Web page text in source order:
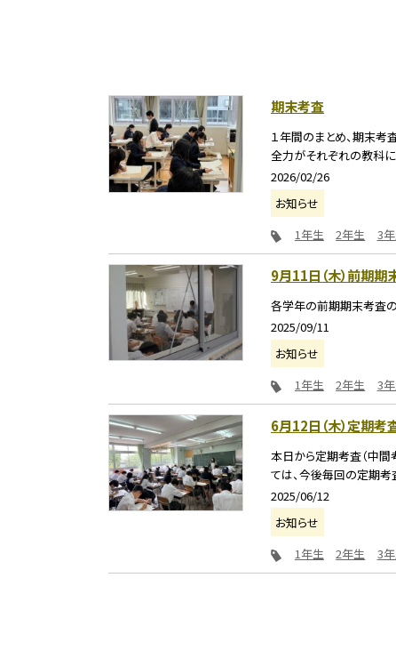
期末考査
１年間のまとめ、期末考
全力がそれぞれの教科に
2026/02/26
お知らせ
1年生
2年生 3
9月11日（木）前期期
各学年の前期期末考査の
2025/09/11
お知らせ
1年生
2年生 3
6月12日（木）定期考
本日から定期考査（中間
ては、今後毎回の定期考
2025/06/12
お知らせ
1年生
2年生 3